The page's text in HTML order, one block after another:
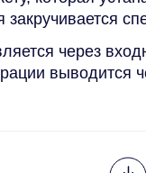
закручивается
через
выводится